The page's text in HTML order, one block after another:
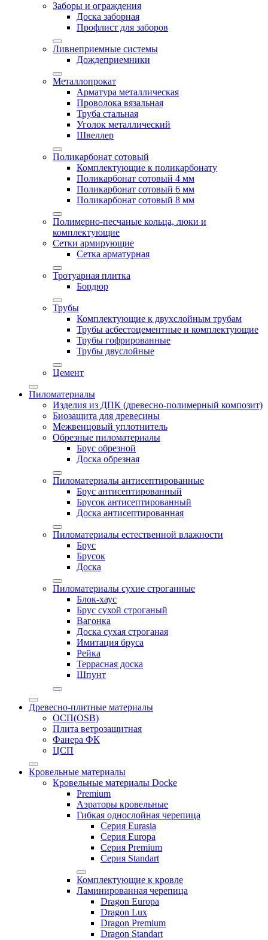
Заборы и ограждения
Доска заборная
Профлист для заборов
Ливнеприемные системы
Дождеприемники
Металлопрокат
Арматура металлическая
Проволока вязальная
Труба стальная
Уголок металлический
Швеллер
Поликарбонат сотовый
Комплектующие к поликарбонату
Поликарбонат сотовый 4 мм
Поликарбонат сотовый 6 мм
Поликарбонат сотовый 8 мм
Полимерно-песчаные кольца, люки и
комплектующие
Сетки армирующие
Сетка арматурная
Тротуарная плитка
Бордюр
Трубы
Комплектующие к двухслойным трубам
Трубы асбестоцементные и комплектующие
Трубы гофрированные
Трубы двуслойные
Цемент
Пиломатериалы
Изделия из ДПК (древесно-полимерный композит)
Биозащита для древесины
Межвенцовый уплотнитель
Обрезные пиломатериалы
Брус обрезной
Доска обрезная
Пиломатериалы антисептированные
Брус антисептированный
Брусок антисептированный
Доска антисептированная
Пиломатериалы естественной влажности
Брус
Брусок
Доска
Пиломатериалы сухие строганные
Блок-хаус
Брус сухой строганый
Вагонка
Доска сухая строганая
Имитация бруса
Рейка
Террасная доска
Шпунт
Древесно-плитные материалы
ОСП(OSB)
Плита ветрозащитная
Фанера ФК
ЦСП
Кровельные материалы
Кровельные материалы Docke
Premium
Аэраторы кровельные
Гибкая однослойная черепица
Серия Eurasia
Серия Europa
Серия Premium
Серия Standart
Комплектующие к кровле
Ламинированная черепица
Dragon Europa
Dragon Lux
Dragon Premium
Dragon Standart